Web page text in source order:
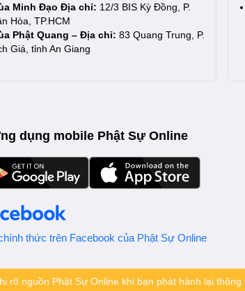
Minh Đạo Địa chỉ: 12/3 BIS Kỳ Đồng, P.
Hòa, TP.HCM
Phật Quang – Địa chỉ: 83 Quang Trung, P.
Giá, tỉnh An Giang
dụng mobile Phật Sự Online
thức trên Facebook của Phật Sự Online
rõ nguồn Phật Sự Online khi bạn phát hành lại thông